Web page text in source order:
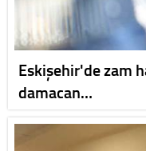
Eskişehir'de zam
damacan…